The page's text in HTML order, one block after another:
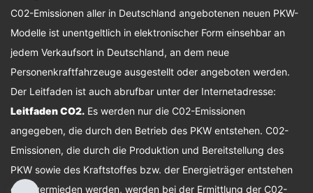
C02-Emissionen aller in Deutschland angebotenen neuen PKW-
Modelle ist unentgeltlich in elektronischer Form einsehbar an
jedem Verkaufsort in Deutschland, an dem neue
Personenkraftfahrzeuge ausgestellt oder angeboten werden.
Der Leitfaden ist auch abrufbar unter der Internetadresse:
Leitfaden CO2. Es werden nur die C02-Emissionen
angegeben, die durch den Betrieb des PKW entstehen. C02-
Emissionen, die durch die Produktion und Bereitstellung des
PKW sowie des Kraftstoffes bzw. der Energieträger entstehen
oder vermieden werden, werden bei der Ermittlung der C02-